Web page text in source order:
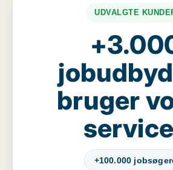
UDVALGTE
bruger
+100.000